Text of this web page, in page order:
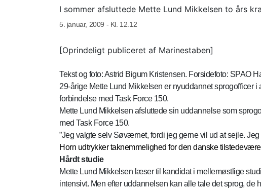
I sommer afsluttede Mette Lund Mikkelsen to års
5. januar, 2009 - Kl. 12.12
[Oprindeligt publiceret af Marinestaben]
Tekst og foto: Astrid Bigum Kristensen. Forsidefoto: SPAO
29-årige Mette Lund Mikkelsen er nyuddannet sprogofficer
forbindelse med Task Force 150.
Mette Lund Mikkelsen afsluttede sin uddannelse som
med Task Force 150.
”Jeg valgte selv Søværnet, fordi jeg gerne vil ud at sejle.
Horn udtrykker taknemmelighed for den danske
Hårdt studie
Mette Lund Mikkelsen læser til kandidat i mellemøstlige
intensivt. Men efter uddannelsen kan alle tale det sprog, de